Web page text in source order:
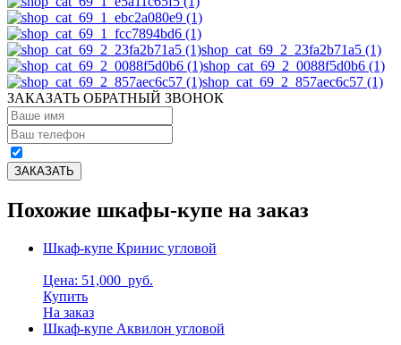
shop_cat_69_2_23fa2b71a5 (1)
shop_cat_69_2_0088f5d0b6 (1)
shop_cat_69_2_857aec6c57 (1)
ЗАКАЗАТЬ ОБРАТНЫЙ ЗВОНОК
Похожие шкафы-купе на заказ
Шкаф-купе Кринис угловой
Цена: 51,000 руб.
Купить
На заказ
Шкаф-купе Аквилон угловой